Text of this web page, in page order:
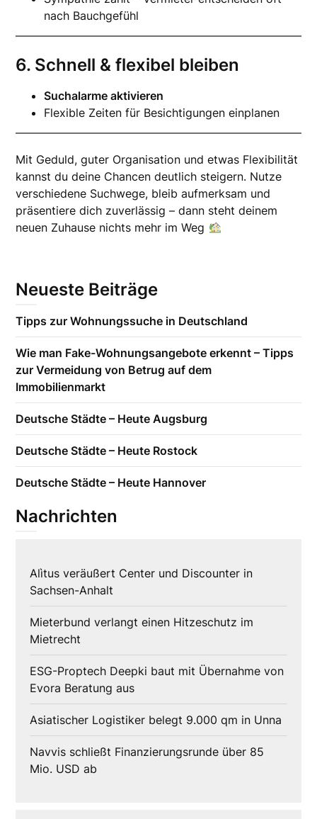
nach Bauchgefühl
6. Schnell & flexibel bleiben
Suchalarme aktivieren
Flexible Zeiten für Besichtigungen einplanen
Mit Geduld, guter Organisation und etwas Flexibilität
kannst du deine Chancen deutlich steigern. Nutze
verschiedene Suchwege, bleib aufmerksam und
präsentiere dich zuverlässig – dann steht deinem
neuen Zuhause nichts mehr im Weg
Neueste Beiträge
Tipps zur Wohnungssuche in Deutschland
Wie man Fake-Wohnungsangebote erkennt – Tipps
zur Vermeidung von Betrug auf dem
Immobilienmarkt
Deutsche Städte – Heute Augsburg
Deutsche Städte – Heute Rostock
Deutsche Städte – Heute Hannover
Nachrichten
Alìtus veräußert Center und Discounter in
Sachsen-Anhalt
Mieterbund verlangt einen Hitzeschutz im
Mietrecht
ESG-Proptech Deepki baut mit Übernahme von
Evora Beratung aus
Asiatischer Logistiker belegt 9.000 qm in Unna
Navvis schließt Finanzierungsrunde über 85
Mio. USD ab